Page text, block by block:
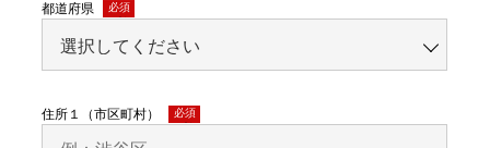
都道府県
(必
須)
住所１（市区町村）
(必